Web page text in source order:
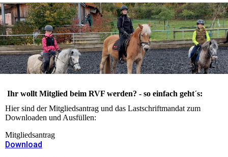
Ihr wollt Mitglied beim RVF werden? - so einfach geht´s:
Hier sind der Mitgliedsantrag und das Lastschriftmandat zum
Downloaden und Ausfüllen:
Mitgliedsantrag
Download